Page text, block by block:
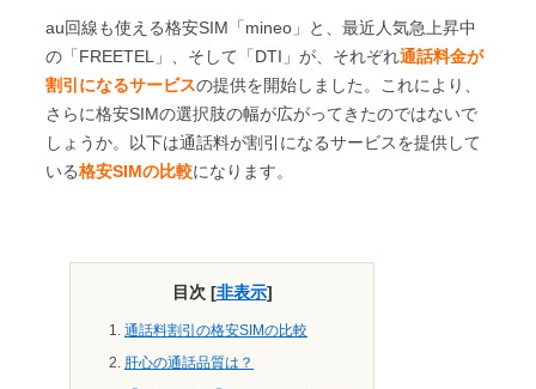
au回線も使える格安SIM「mineo」と、最近人気急上昇中
の「FREETEL」、そして「DTI」が、それぞれ通話料金が
割引になるサービスの提供を開始しました。これにより、
さらに格安SIMの選択肢の幅が広がってきたのではないで
しょうか。以下は通話料が割引になるサービスを提供して
いる格安SIMの比較になります。
目次 [非表示]
通話料割引の格安SIMの比較
肝心の通話品質は？